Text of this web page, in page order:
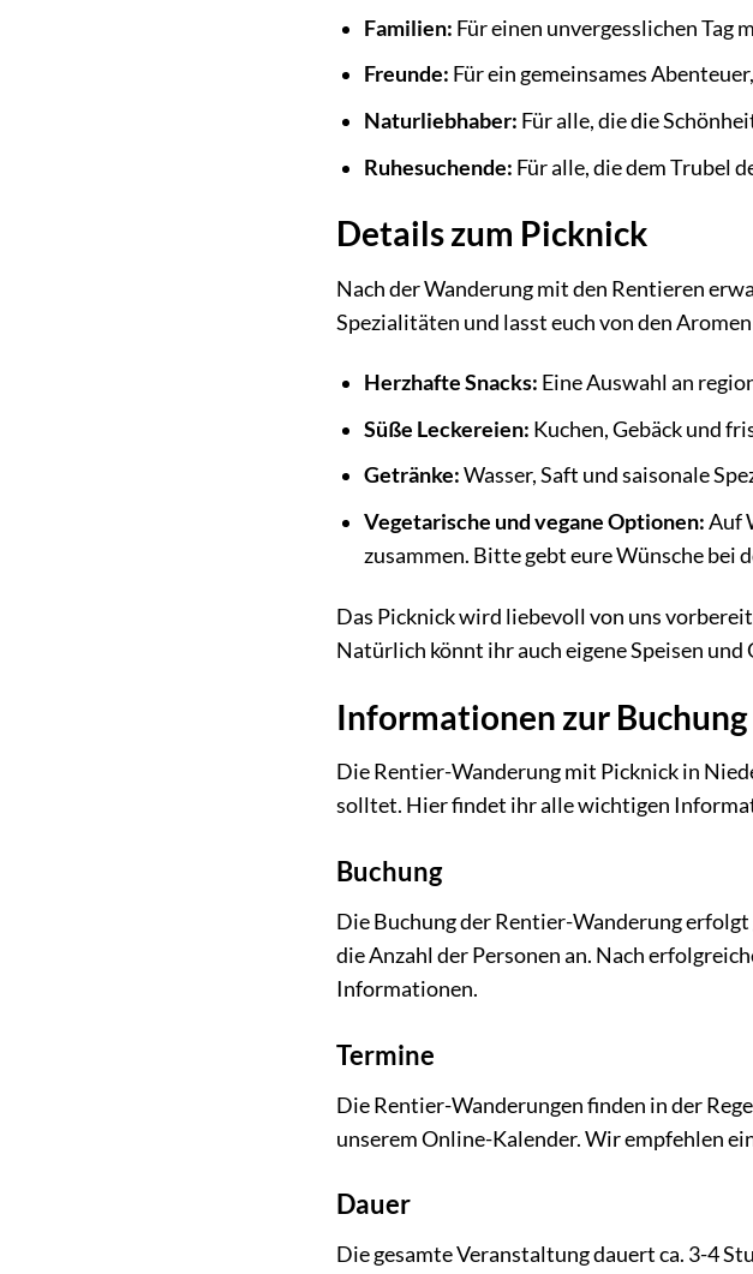
Familien: Für einen unvergesslichen Tag
Freunde: Für ein gemeinsames
Naturliebhaber: Für alle, die die
Ruhesuchende: Für alle, die dem Trubel
Details zum Picknick
Nach der Wanderung mit den Rentieren
Spezialitäten und lasst euch von den
Herzhafte Snacks: Eine Auswahl an
Süße Leckereien: Kuchen, Gebäck und
Getränke:Wasser, Saft und saisonale
Vegetarische und vegane Optionen:Auf
zusammen. Bitte gebt eure Wünsche bei
Das Picknick wird liebevoll von uns
Natürlich könnt ihr auch eigene Speisen
Informationen zur
Die Rentier-Wanderung mit Picknick in
solltet. Hier findet ihr alle wichtigen
Buchung
Die Buchung der Rentier-Wanderung
die Anzahl der Personen an. Nach
Informationen.
Termine
Die Rentier-Wanderungen finden in der
unserem Online-Kalender. Wir empfehlen
Dauer
Die gesamte Veranstaltung dauert ca. 3-4